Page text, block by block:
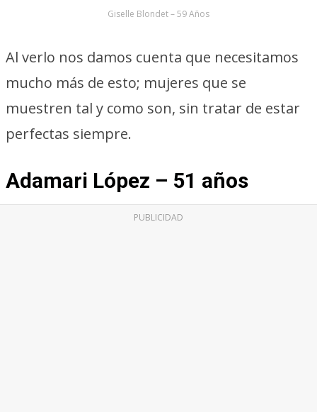
Giselle Blondet – 59 Años
Al verlo nos damos cuenta que necesitamos
mucho más de esto; mujeres que se
muestren tal y como son, sin tratar de estar
perfectas siempre.
Adamari López – 51 años
PUBLICIDAD